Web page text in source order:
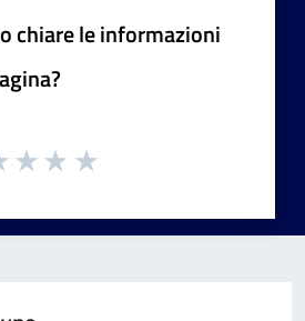
chiare le informazioni